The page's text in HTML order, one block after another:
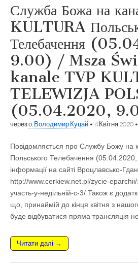
Служба Божа на
KULTURA
Телебачення
9.00) / Msza
kanale TVP
TELEWIZJA
(05.04.2020,
черезо. Володимир Куцай • 4 Квітня 2020 •
Повідомляється про Службу Божу на
Польського Телебачення
інформації на сайті Вроцлавсько-
http://www.cerkiew.net.pl/zycie-
участь-у-недільній-с-3/ Також є
що, принаймій до кінця квітня з
буде відбуватися пряма трансляція
Читати далі →